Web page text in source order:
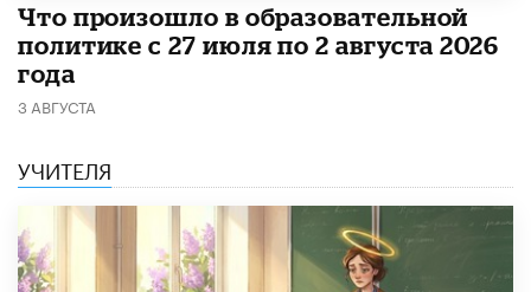
​Что произошло в образовательной
политике с 27 июля по 2 августа 2026
года
3 АВГУСТА
УЧИТЕЛЯ